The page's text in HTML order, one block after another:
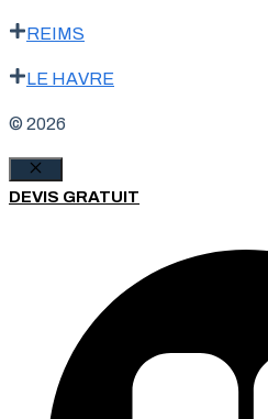
REIMS
LE HAVRE
© 2026
Fermer
DEVIS GRATUIT